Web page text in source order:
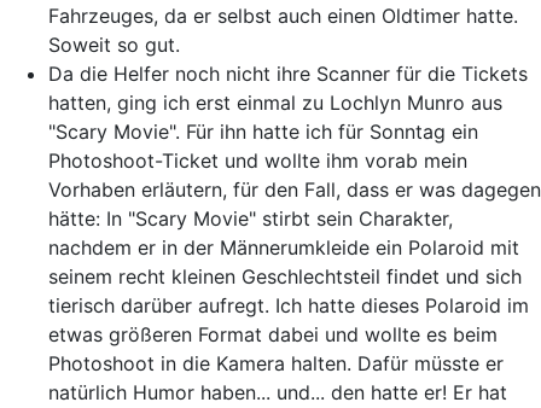
Fahrzeuges, da er selbst auch einen Oldtimer hatte.
Soweit so gut.
Da die Helfer noch nicht ihre Scanner für die Tickets
hatten, ging ich erst einmal zu Lochlyn Munro aus
"Scary Movie". Für ihn hatte ich für Sonntag ein
Photoshoot-Ticket und wollte ihm vorab mein
Vorhaben erläutern, für den Fall, dass er was dagegen
hätte: In "Scary Movie" stirbt sein Charakter,
nachdem er in der Männerumkleide ein Polaroid mit
seinem recht kleinen Geschlechtsteil findet und sich
tierisch darüber aufregt. Ich hatte dieses Polaroid im
etwas größeren Format dabei und wollte es beim
Photoshoot in die Kamera halten. Dafür müsste er
natürlich Humor haben... und... den hatte er! Er hat